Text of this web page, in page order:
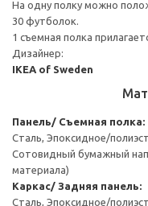
На одну полку можно
30 футболок.
1 съемная полка
Дизайнер:
IKEA of Sweden
Панель/ Съемная полка:
Сталь, Эпоксидное/
Сотовидный бумажный
материала)
Каркас/ Задняя панель:
Сталь, Эпоксидное/